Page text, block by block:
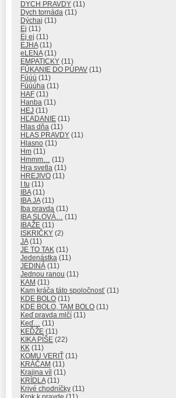
DYCH PRAVDY (11)
Dych tornáda (11)
Dýchaj (11)
Ej (11)
Ej ej (11)
EJHA(11)
eLENA(11)
EMPATICKY (11)
FÚKANIE DO PÚPAV (11)
Fúúú (11)
Fúúúha (11)
HAF (11)
Hanba (11)
HEJ (11)
HĽADANIE (11)
Hlas dňa (11)
HLAS PRAVDY (11)
Hlasno (11)
Hm (11)
Hmmm…
(11)
Hra svetla (11)
HREJIVO (11)
I tu (11)
IBA(11)
IBA JA(11)
Iba pravda (11)
IBA SLOVÁ…
(11)
IBAŽE (11)
ISKRIČKY (2)
JA(11)
JE TO TAK (11)
Jedenástka (11)
JEDINÁ (11)
Jednou ranou (11)
KAM (11)
Kam kráča táto spoločnosť (11)
KDE BOLO (11)
KDE BOLO, TAM BOLO (11)
Keď pravda mlčí (11)
Keď…
(11)
KEĎŽE (11)
KIKA PÍŠE (22)
KK (11)
KOMU VERIŤ (11)
KRÁČAM (11)
Krajina víl (11)
KRÍDLA(11)
Krivé chodníčky (11)